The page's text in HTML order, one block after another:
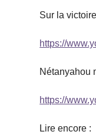
Sur la
https://
Nétanyahou
https://
Lire encore :